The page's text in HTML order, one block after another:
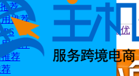
荐
推荐
推荐
荐
6月促销！全线免费升级优
加坡独服8折